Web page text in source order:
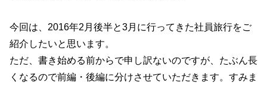
今回は、2016年2月後半と3月に行ってきた社員旅行をご
紹介したいと思います。
ただ、書き始める前からで申し訳ないのですが、たぶん長
くなるので前編・後編に分けさせていただきます。すみま